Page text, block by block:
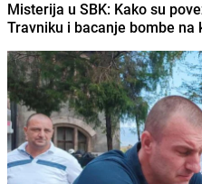
Misterija u SBK: Kako su
Travniku i bacanje bombe na